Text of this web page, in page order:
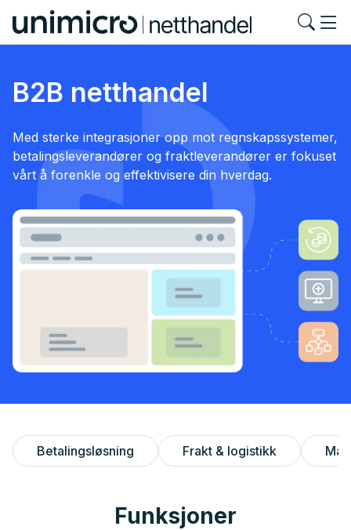
B2B netthandel
Med sterke integrasjoner opp mot regnskapssystemer,
betalingsleverandører og fraktleverandører er fokuset
vårt å forenkle og effektivisere din hverdag.
Betalingsløsning Frakt & logistikk
Funksjoner